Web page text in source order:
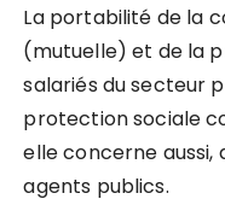
La portabilité de la
(mutuelle) et de la
salariés du secteur
protection sociale
elle concerne aussi,
agents publics.